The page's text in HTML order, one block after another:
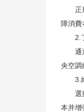
正規
障消費
2.了
通過
央空調
3.維
選擇
本并增